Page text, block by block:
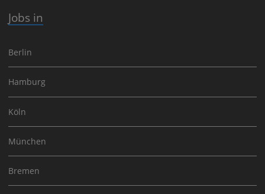
Jobs in
Berlin
Hamburg
Köln
München
Bremen